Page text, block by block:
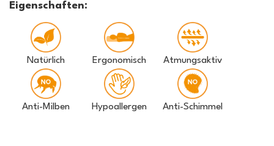
Eigenschaften:
Natürlich Ergonomisch Atmungsaktiv
Anti-Milben Hypoallergen Anti-Schimmel